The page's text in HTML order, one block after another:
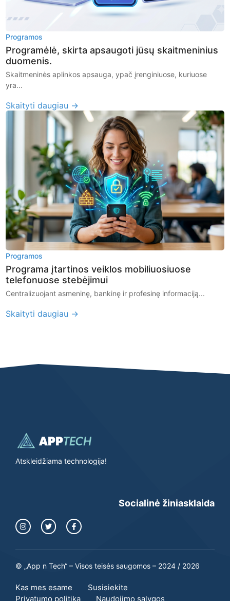
Programos
Programėlė, skirta apsaugoti jūsų skaitmeninius
duomenis.
Skaitmeninės aplinkos apsauga, ypač įrenginiuose, kuriuose
yra...
Skaityti daugiau →
Programos
Programa įtartinos veiklos mobiliuosiuose
telefonuose stebėjimui
Centralizuojant asmeninę, bankinę ir profesinę informaciją...
Skaityti daugiau →
Atskleidžiama technologija!
Socialinė žiniasklaida
© „App n Tech“ – Visos teisės saugomos – 2024 / 2026
Kas mes esame
Susisiekite
Privatumo politika
Naudojimo sąlygos